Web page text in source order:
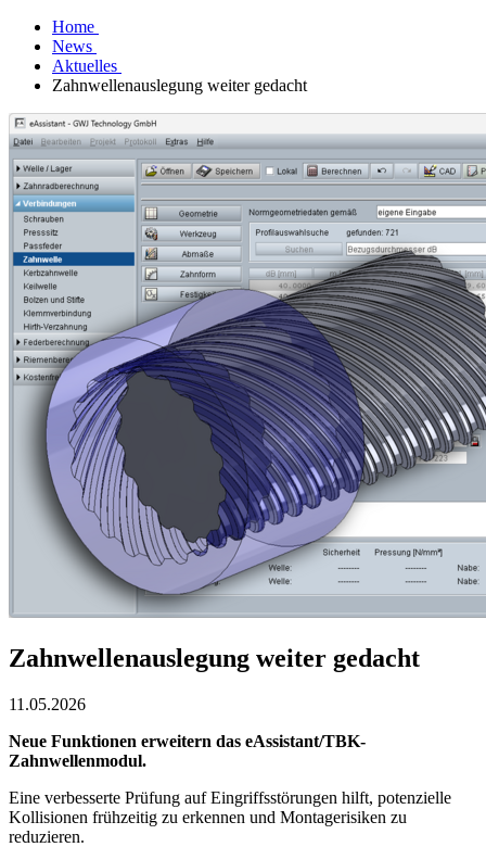
Home
News
Aktuelles
Zahnwellenauslegung weiter gedacht
Zahnwellenauslegung weiter gedacht
11.05.2026
Neue Funktionen erweitern das eAssistant/TBK-
Zahnwellenmodul.
Eine verbesserte Prüfung auf Eingriffsstörungen hilft, potenzielle
Kollisionen frühzeitig zu erkennen und Montagerisiken zu
reduzieren.